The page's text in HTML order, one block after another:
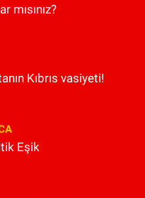
mısınız?
Kıbrıs vasiyeti!
Eşik